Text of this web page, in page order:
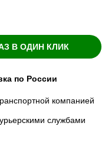
В ОДИН КЛИК
по России
компанией
службами